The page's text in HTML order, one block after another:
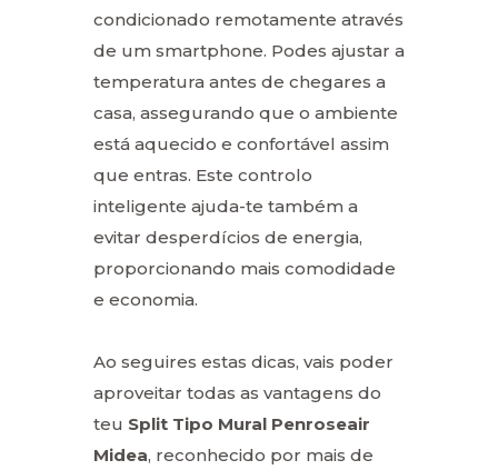
condicionado remotamente através
de um smartphone. Podes ajustar a
temperatura antes de chegares a
casa, assegurando que o ambiente
está aquecido e confortável assim
que entras. Este controlo
inteligente ajuda-te também a
evitar desperdícios de energia,
proporcionando mais comodidade
e economia.
Ao seguires estas dicas, vais poder
aproveitar todas as vantagens do
teu Split Tipo Mural Penroseair
Midea, reconhecido por mais de